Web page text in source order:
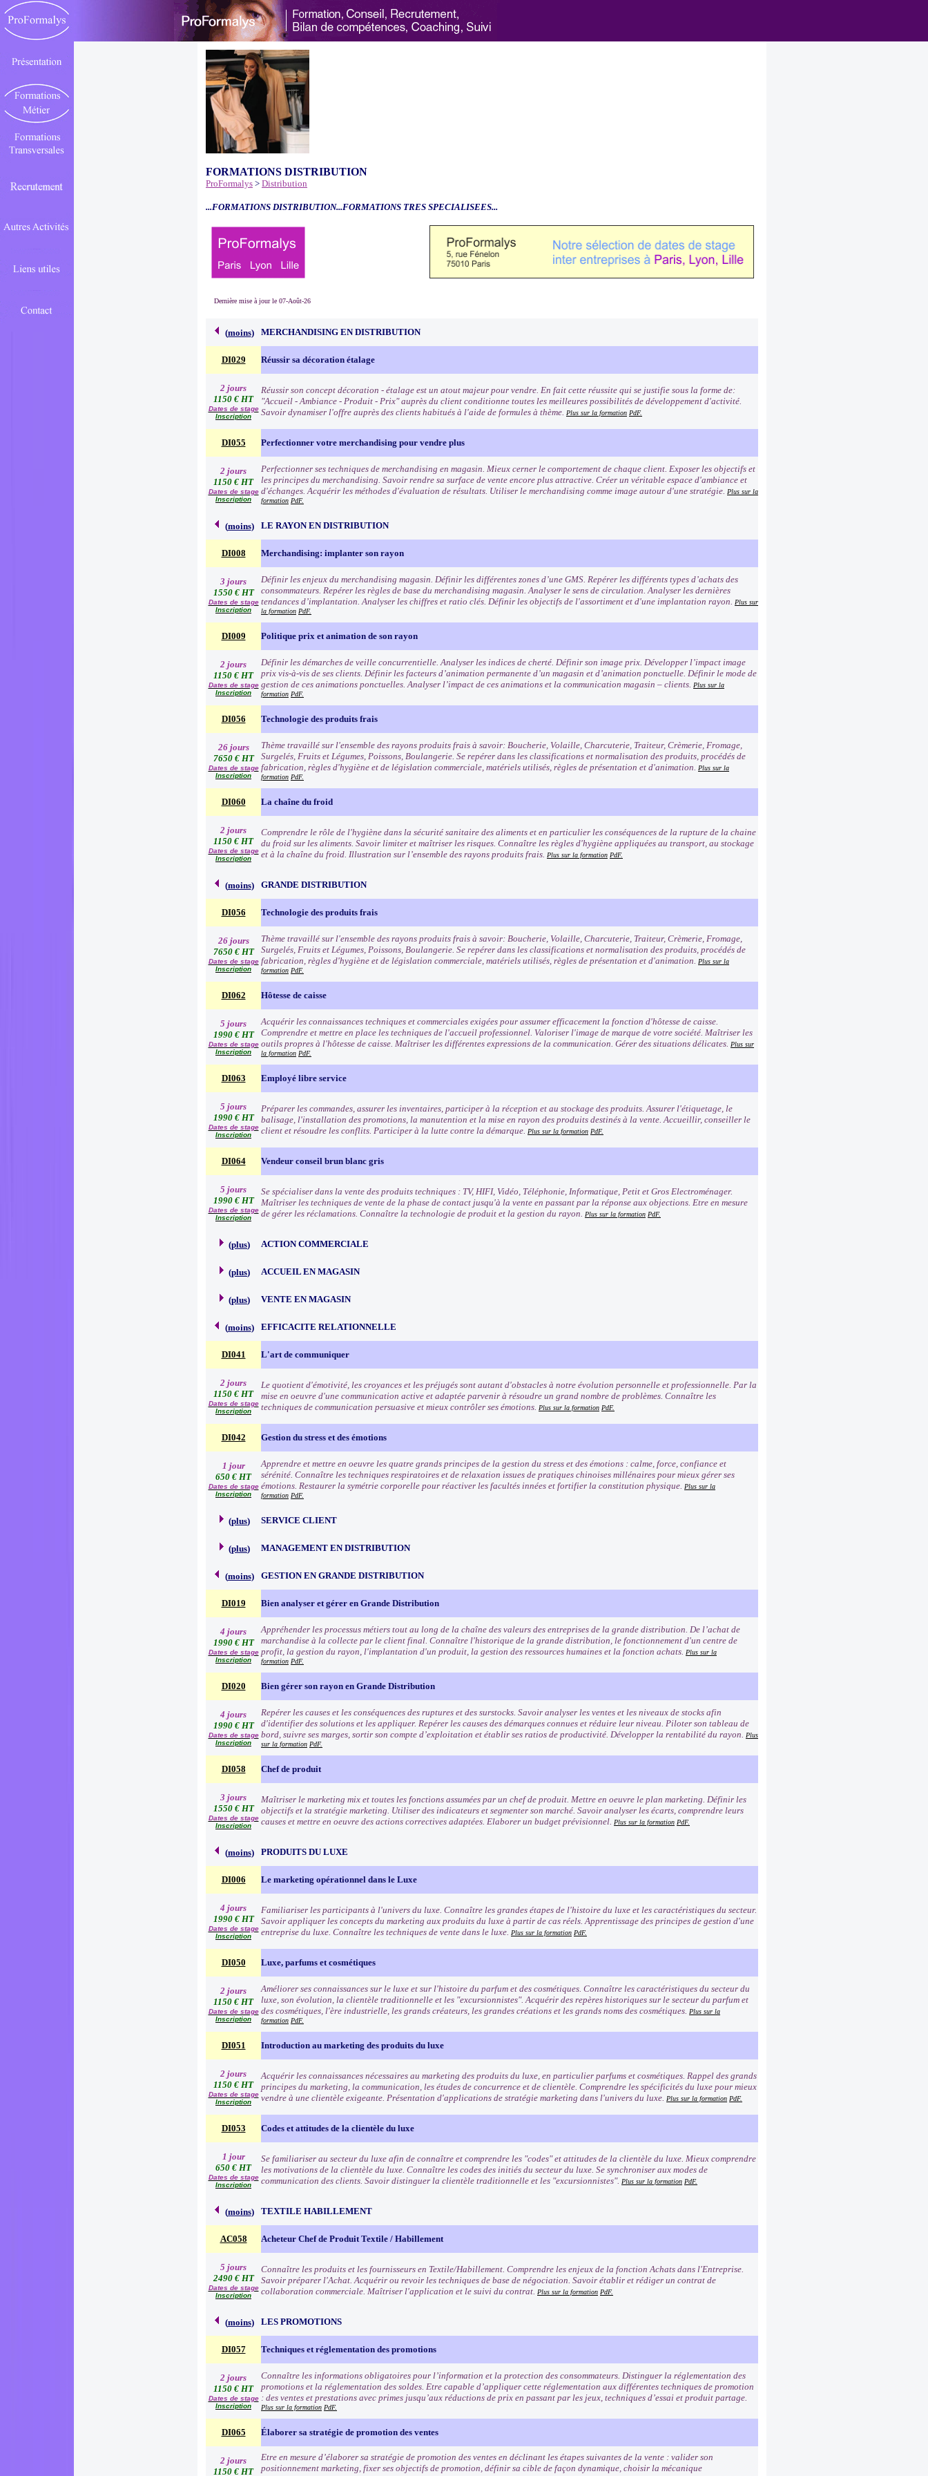
FORMATIONS DISTRIBUTION
ProFormalys > Distribution
...FORMATIONS DISTRIBUTION...FORMATIONS TRES SPECIALISEES...
Dernière mise à jour le 07-Août-26
(moins) MERCHANDISING EN DISTRIBUTION
DI029 Réussir sa décoration étalage
2 jours
1150 € HT
Dates de stage
Inscription
Réussir son concept décoration - étalage est un atout majeur pour vendre. En fait cette réussite qui se justifie sous la forme de:
"Accueil - Ambiance - Produit - Prix" auprès du client conditionne toutes les meilleures possibilités de développement d'activité.
Savoir dynamiser l'offre auprès des clients habitués à l'aide de formules à thème. Plus sur la formation PdF.
DI055 Perfectionner votre merchandising pour vendre plus
2 jours
1150 € HT
Dates de stage
Inscription
Perfectionner ses techniques de merchandising en magasin. Mieux cerner le comportement de chaque client. Exposer les objectifs et
les principes du merchandising. Savoir rendre sa surface de vente encore plus attractive. Créer un véritable espace d'ambiance et
d'échanges. Acquérir les méthodes d'évaluation de résultats. Utiliser le merchandising comme image autour d'une stratégie. Plus sur la
formation PdF.
(moins) LE RAYON EN DISTRIBUTION
DI008 Merchandising: implanter son rayon
3 jours
1550 € HT
Dates de stage
Inscription
Définir les enjeux du merchandising magasin. Définir les différentes zones d’une GMS. Repérer les différents types d’achats des
consommateurs. Repérer les règles de base du merchandising magasin. Analyser le sens de circulation. Analyser les dernières
tendances d’implantation. Analyser les chiffres et ratio clés. Définir les objectifs de l'assortiment et d'une implantation rayon. Plus sur
la formation PdF.
DI009 Politique prix et animation de son rayon
2 jours
1150 € HT
Dates de stage
Inscription
Définir les démarches de veille concurrentielle. Analyser les indices de cherté. Définir son image prix. Développer l’impact image
prix vis-à-vis de ses clients. Définir les facteurs d’animation permanente d’un magasin et d’animation ponctuelle. Définir le mode de
gestion de ces animations ponctuelles. Analyser l’impact de ces animations et la communication magasin – clients. Plus sur la
formation PdF.
DI056 Technologie des produits frais
26 jours
7650 € HT
Dates de stage
Inscription
Thème travaillé sur l'ensemble des rayons produits frais à savoir: Boucherie, Volaille, Charcuterie, Traiteur, Crèmerie, Fromage,
Surgelés, Fruits et Légumes, Poissons, Boulangerie. Se repérer dans les classifications et normalisation des produits, procédés de
fabrication, règles d'hygiène et de législation commerciale, matériels utilisés, règles de présentation et d'animation. Plus sur la
formation PdF.
DI060 La chaîne du froid
2 jours
1150 € HT
Dates de stage
Inscription
Comprendre le rôle de l'hygiène dans la sécurité sanitaire des aliments et en particulier les conséquences de la rupture de la chaine
du froid sur les aliments. Savoir limiter et maîtriser les risques. Connaître les règles d'hygiène appliquées au transport, au stockage
et à la chaîne du froid. Illustration sur l’ensemble des rayons produits frais. Plus sur la formation PdF.
(moins) GRANDE DISTRIBUTION
DI056 Technologie des produits frais
26 jours
7650 € HT
Dates de stage
Inscription
Thème travaillé sur l'ensemble des rayons produits frais à savoir: Boucherie, Volaille, Charcuterie, Traiteur, Crèmerie, Fromage,
Surgelés, Fruits et Légumes, Poissons, Boulangerie. Se repérer dans les classifications et normalisation des produits, procédés de
fabrication, règles d'hygiène et de législation commerciale, matériels utilisés, règles de présentation et d'animation. Plus sur la
formation PdF.
DI062 Hôtesse de caisse
5 jours
1990 € HT
Dates de stage
Inscription
Acquérir les connaissances techniques et commerciales exigées pour assumer efficacement la fonction d'hôtesse de caisse.
Comprendre et mettre en place les techniques de l'accueil professionnel. Valoriser l'image de marque de votre société. Maîtriser les
outils propres à l'hôtesse de caisse. Maîtriser les différentes expressions de la communication. Gérer des situations délicates. Plus sur
la formation PdF.
DI063 Employé libre service
5 jours
1990 € HT
Dates de stage
Inscription
Préparer les commandes, assurer les inventaires, participer à la réception et au stockage des produits. Assurer l'étiquetage, le
balisage, l'installation des promotions, la manutention et la mise en rayon des produits destinés à la vente. Accueillir, conseiller le
client et résoudre les conflits. Participer à la lutte contre la démarque. Plus sur la formation PdF.
DI064 Vendeur conseil brun blanc gris
5 jours
1990 € HT
Dates de stage
Inscription
Se spécialiser dans la vente des produits techniques : TV, HIFI, Vidéo, Téléphonie, Informatique, Petit et Gros Electroménager.
Maîtriser les techniques de vente de la phase de contact jusqu'à la vente en passant par la réponse aux objections. Etre en mesure
de gérer les réclamations. Connaître la technologie de produit et la gestion du rayon. Plus sur la formation PdF.
(plus) ACTION COMMERCIALE
(plus) ACCUEIL EN MAGASIN
(plus) VENTE EN MAGASIN
(moins) EFFICACITE RELATIONNELLE
DI041 L'art de communiquer
2 jours
1150 € HT
Dates de stage
Inscription
Le quotient d'émotivité, les croyances et les préjugés sont autant d'obstacles à notre évolution personnelle et professionnelle. Par la
mise en oeuvre d'une communication active et adaptée parvenir à résoudre un grand nombre de problèmes. Connaître les
techniques de communication persuasive et mieux contrôler ses émotions. Plus sur la formation PdF.
DI042 Gestion du stress et des émotions
1 jour
650 € HT
Dates de stage
Inscription
Apprendre et mettre en oeuvre les quatre grands principes de la gestion du stress et des émotions : calme, force, confiance et
sérénité. Connaître les techniques respiratoires et de relaxation issues de pratiques chinoises millénaires pour mieux gérer ses
émotions. Restaurer la symétrie corporelle pour réactiver les facultés innées et fortifier la constitution physique. Plus sur la
formation PdF.
(plus) SERVICE CLIENT
(plus) MANAGEMENT EN DISTRIBUTION
(moins) GESTION EN GRANDE DISTRIBUTION
DI019 Bien analyser et gérer en Grande Distribution
4 jours
1990 € HT
Dates de stage
Inscription
Appréhender les processus métiers tout au long de la chaîne des valeurs des entreprises de la grande distribution. De l’achat de
marchandise à la collecte par le client final. Connaître l'historique de la grande distribution, le fonctionnement d'un centre de
profit, la gestion du rayon, l'implantation d'un produit, la gestion des ressources humaines et la fonction achats. Plus sur la
formation PdF.
DI020 Bien gérer son rayon en Grande Distribution
4 jours
1990 € HT
Dates de stage
Inscription
Repérer les causes et les conséquences des ruptures et des surstocks. Savoir analyser les ventes et les niveaux de stocks afin
d'identifier des solutions et les appliquer. Repérer les causes des démarques connues et réduire leur niveau. Piloter son tableau de
bord, suivre ses marges, sortir son compte d’exploitation et établir ses ratios de productivité. Développer la rentabilité du rayon. Plus
sur la formation PdF.
DI058 Chef de produit
3 jours
1550 € HT
Dates de stage
Inscription
Maîtriser le marketing mix et toutes les fonctions assumées par un chef de produit. Mettre en oeuvre le plan marketing. Définir les
objectifs et la stratégie marketing. Utiliser des indicateurs et segmenter son marché. Savoir analyser les écarts, comprendre leurs
causes et mettre en oeuvre des actions correctives adaptées. Elaborer un budget prévisionnel. Plus sur la formation PdF.
(moins) PRODUITS DU LUXE
DI006 Le marketing opérationnel dans le Luxe
4 jours
1990 € HT
Dates de stage
Inscription
Familiariser les participants à l'univers du luxe. Connaître les grandes étapes de l'histoire du luxe et les caractéristiques du secteur.
Savoir appliquer les concepts du marketing aux produits du luxe à partir de cas réels. Apprentissage des principes de gestion d'une
entreprise du luxe. Connaître les techniques de vente dans le luxe. Plus sur la formation PdF.
DI050 Luxe, parfums et cosmétiques
2 jours
1150 € HT
Dates de stage
Inscription
Améliorer ses connaissances sur le luxe et sur l'histoire du parfum et des cosmétiques. Connaître les caractéristiques du secteur du
luxe, son évolution, la clientèle traditionnelle et les "excursionnistes". Acquérir des repères historiques sur le secteur du parfum et
des cosmétiques, l'ère industrielle, les grands créateurs, les grandes créations et les grands noms des cosmétiques. Plus sur la
formation PdF.
DI051 Introduction au marketing des produits du luxe
2 jours
1150 € HT
Dates de stage
Inscription
Acquérir les connaissances nécessaires au marketing des produits du luxe, en particulier parfums et cosmétiques. Rappel des grands
principes du marketing, la communication, les études de concurrence et de clientèle. Comprendre les spécificités du luxe pour mieux
vendre à une clientèle exigeante. Présentation d'applications de stratégie marketing dans l'univers du luxe. Plus sur la formation PdF.
DI053 Codes et attitudes de la clientèle du luxe
1 jour
650 € HT
Dates de stage
Inscription
Se familiariser au secteur du luxe afin de connaître et comprendre les "codes" et attitudes de la clientèle du luxe. Mieux comprendre
les motivations de la clientèle du luxe. Connaître les codes des initiés du secteur du luxe. Se synchroniser aux modes de
communication des clients. Savoir distinguer la clientèle traditionnelle et les "excursionnistes". Plus sur la formation PdF.
(moins) TEXTILE HABILLEMENT
AC058 Acheteur Chef de Produit Textile / Habillement
5 jours
2490 € HT
Dates de stage
Inscription
Connaître les produits et les fournisseurs en Textile/Habillement. Comprendre les enjeux de la fonction Achats dans l'Entreprise.
Savoir préparer l'Achat. Acquérir ou revoir les techniques de base de négociation. Savoir établir et rédiger un contrat de
collaboration commerciale. Maîtriser l'application et le suivi du contrat. Plus sur la formation PdF.
(moins) LES PROMOTIONS
DI057 Techniques et réglementation des promotions
2 jours
1150 € HT
Dates de stage
Inscription
Connaître les informations obligatoires pour l’information et la protection des consommateurs. Distinguer la réglementation des
promotions et la réglementation des soldes. Etre capable d’appliquer cette réglementation aux différentes techniques de promotion
: des ventes et prestations avec primes jusqu’aux réductions de prix en passant par les jeux, techniques d’essai et produit partage.
Plus sur la formation PdF.
DI065 Élaborer sa stratégie de promotion des ventes
2 jours
1150 € HT
Etre en mesure d’élaborer sa stratégie de promotion des ventes en déclinant les étapes suivantes de la vente : valider son
positionnement marketing, fixer ses objectifs de promotion, définir sa cible de façon dynamique, choisir la mécanique